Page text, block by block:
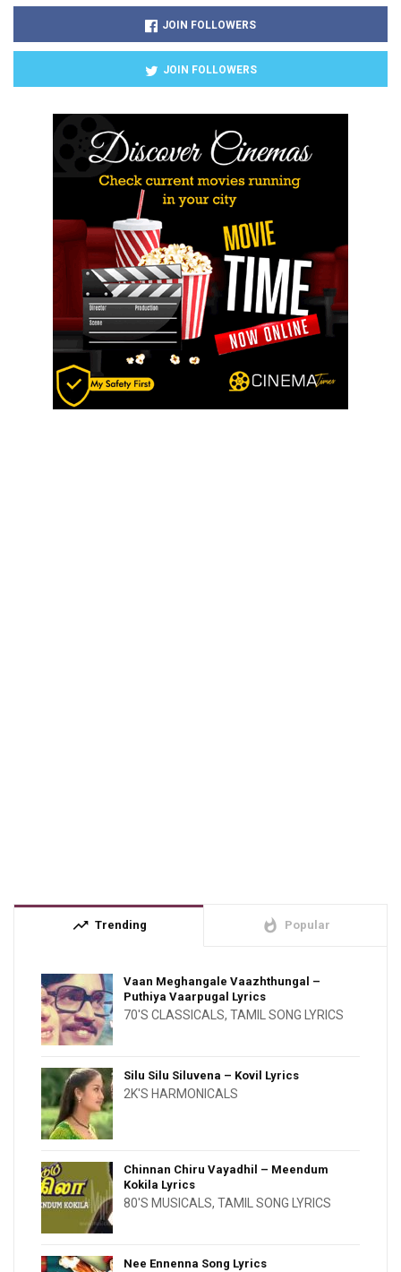
JOIN FOLLOWERS
JOIN FOLLOWERS
trending_up Trending whatshot Popular
Vaan Meghangale Vaazhthungal –
Puthiya Vaarpugal Lyrics
70'S CLASSICALS, TAMIL SONG LYRICS
Silu Silu Siluvena – Kovil Lyrics
2K'S HARMONICALS
Chinnan Chiru Vayadhil – Meendum
Kokila Lyrics
80'S MUSICALS, TAMIL SONG LYRICS
Nee Ennenna Song Lyrics